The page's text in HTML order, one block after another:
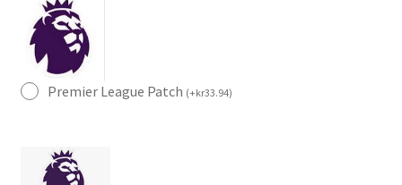
Premier League Patch (+kr33.94)